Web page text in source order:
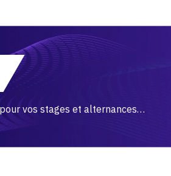
vos stages et alternances…